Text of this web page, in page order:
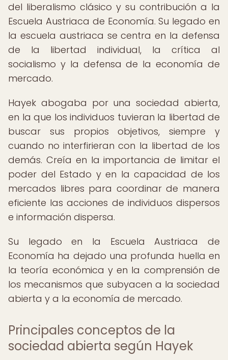
del liberalismo clásico y su contribución a la
Escuela Austriaca de Economía. Su legado en
la escuela austriaca se centra en la defensa
de la libertad individual, la crítica al
socialismo y la defensa de la economía de
mercado.
Hayek abogaba por una sociedad abierta,
en la que los individuos tuvieran la libertad de
buscar sus propios objetivos, siempre y
cuando no interfirieran con la libertad de los
demás. Creía en la importancia de limitar el
poder del Estado y en la capacidad de los
mercados libres para coordinar de manera
eficiente las acciones de individuos dispersos
e información dispersa.
Su legado en la Escuela Austriaca de
Economía ha dejado una profunda huella en
la teoría económica y en la comprensión de
los mecanismos que subyacen a la sociedad
abierta y a la economía de mercado.
Principales conceptos de la
sociedad abierta según Hayek